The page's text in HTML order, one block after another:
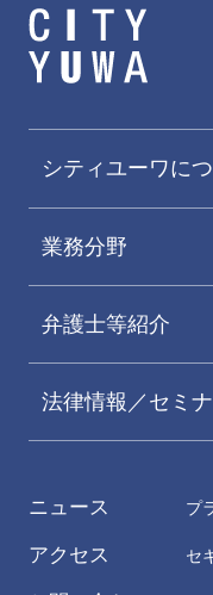
シティユーワに
業務分野
弁護士等紹介
法律情報／セミ
ニュース
アクセス
プ
セ